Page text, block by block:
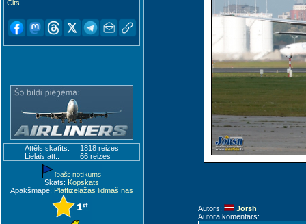
Cits
Attēls skatīts:
1818 reizes
Lielais att.:
66 reizes
Skats: Kopskats
Apakšmape: Platfizelāžas lidmašīnas
Autors:
Jorsh
Autora komentārs: